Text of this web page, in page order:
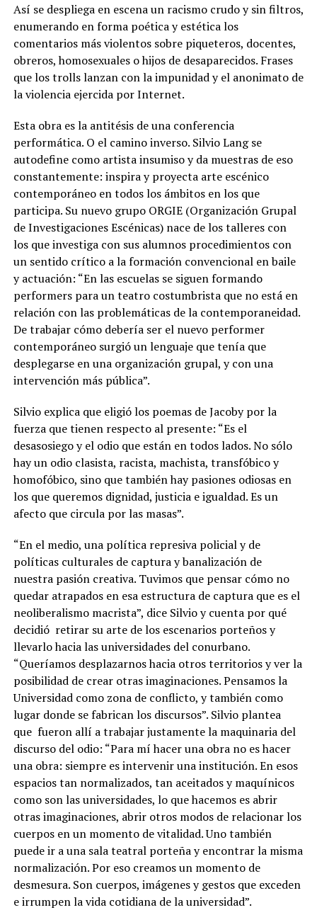
Así se despliega en escena un racismo crudo y sin filtros,
enumerando en forma poética y estética los
comentarios más violentos sobre piqueteros, docentes,
obreros, homosexuales o hijos de desaparecidos. Frases
que los trolls lanzan con la impunidad y el anonimato de
la violencia ejercida por Internet.
Esta obra es la antitésis de una conferencia
performática. O el camino inverso. Silvio Lang se
autodefine como artista insumiso y da muestras de eso
constantemente: inspira y proyecta arte escénico
contemporáneo en todos los ámbitos en los que
participa. Su nuevo grupo ORGIE (Organización Grupal
de Investigaciones Escénicas) nace de los talleres con
los que investiga con sus alumnos procedimientos con
un sentido crítico a la formación convencional en baile
y actuación: “En las escuelas se siguen formando
performers para un teatro costumbrista que no está en
relación con las problemáticas de la contemporaneidad.
De trabajar cómo debería ser el nuevo performer
contemporáneo surgió un lenguaje que tenía que
desplegarse en una organización grupal, y con una
intervención más pública”.
Silvio explica que eligió los poemas de Jacoby por la
fuerza que tienen respecto al presente: “Es el
desasosiego y el odio que están en todos lados. No sólo
hay un odio clasista, racista, machista, transfóbico y
homofóbico, sino que también hay pasiones odiosas en
los que queremos dignidad, justicia e igualdad. Es un
afecto que circula por las masas”.
“En el medio, una política represiva policial y de
políticas culturales de captura y banalización de
nuestra pasión creativa. Tuvimos que pensar cómo no
quedar atrapados en esa estructura de captura que es el
neoliberalismo macrista”, dice Silvio y cuenta por qué
decidió retirar su arte de los escenarios porteños y
llevarlo hacia las universidades del conurbano.
“Queríamos desplazarnos hacia otros territorios y ver la
posibilidad de crear otras imaginaciones. Pensamos la
Universidad como zona de conflicto, y también como
lugar donde se fabrican los discursos”. Silvio plantea
que fueron allí a trabajar justamente la maquinaria del
discurso del odio: “Para mí hacer una obra no es hacer
una obra: siempre es intervenir una institución. En esos
espacios tan normalizados, tan aceitados y maquínicos
como son las universidades, lo que hacemos es abrir
otras imaginaciones, abrir otros modos de relacionar los
cuerpos en un momento de vitalidad.Uno también
puede ir a una sala teatral porteña y encontrar la misma
normalización. Por eso creamos un momento de
desmesura. Son cuerpos, imágenes y gestos que exceden
e irrumpen la vida cotidiana de la universidad”.